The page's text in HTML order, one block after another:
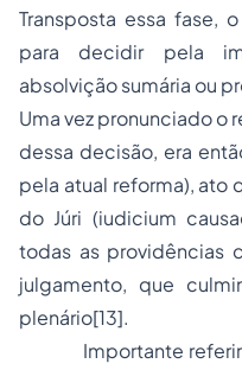
Transposta essa fase,
para decidir pela
absolvição sumária ou
Uma vez pronunciado o
dessa decisão, era
pela atual reforma), ato
do Júri (iudicium
todas as providências
julgamento, que
plenário[13].
Importante referir